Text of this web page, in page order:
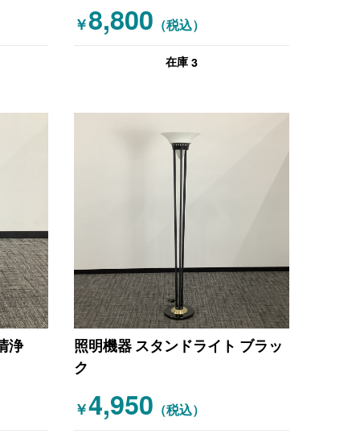
￥8,800 （税込）
在庫 3
浄
照明機器 スタンドライト ブラッ
ク
￥4,950 （税込）